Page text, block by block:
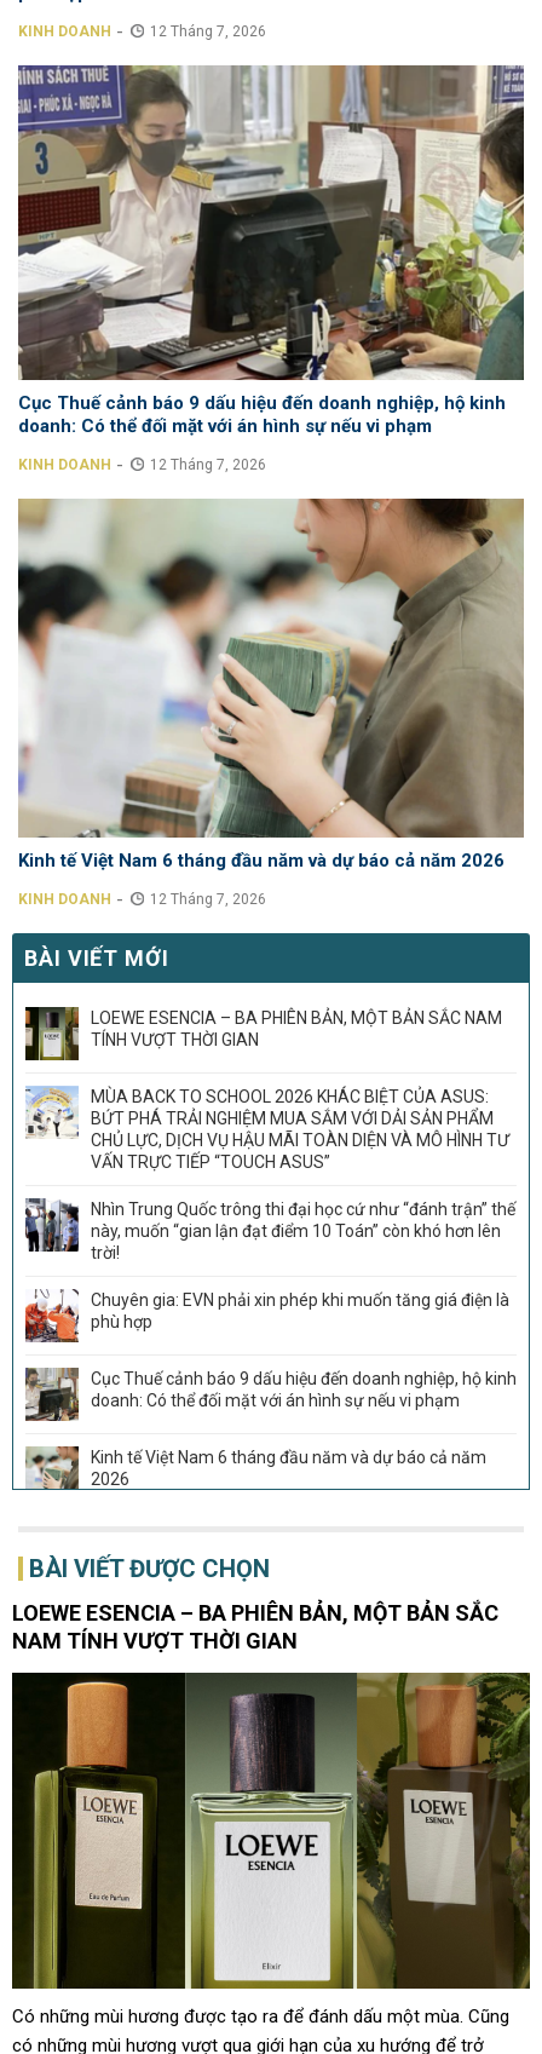
KINH DOANH - 12 Tháng 7, 2026
Cục Thuế cảnh báo 9 dấu hiệu đến doanh nghiệp, hộ kinh
doanh: Có thể đối mặt với án hình sự nếu vi phạm
KINH DOANH - 12 Tháng 7, 2026
Kinh tế Việt Nam 6 tháng đầu năm và dự báo cả năm 2026
KINH DOANH - 12 Tháng 7, 2026
BÀI VIẾT MỚI
LOEWE ESENCIA – BA PHIÊN BẢN, MỘT BẢN SẮC NAM
TÍNH VƯỢT THỜI GIAN
MÙA BACK TO SCHOOL 2026 KHÁC BIỆT CỦA ASUS:
BỨT PHÁ TRẢI NGHIỆM MUA SẮM VỚI DẢI SẢN PHẨM
CHỦ LỰC, DỊCH VỤ HẬU MÃI TOÀN DIỆN VÀ MÔ HÌNH TƯ
VẤN TRỰC TIẾP “TOUCH ASUS”
Nhìn Trung Quốc trông thi đại học cứ như “đánh trận” thế
này, muốn “gian lận đạt điểm 10 Toán” còn khó hơn lên
trời!
Chuyên gia: EVN phải xin phép khi muốn tăng giá điện là
phù hợp
Cục Thuế cảnh báo 9 dấu hiệu đến doanh nghiệp, hộ kinh
doanh: Có thể đối mặt với án hình sự nếu vi phạm
Kinh tế Việt Nam 6 tháng đầu năm và dự báo cả năm
2026
dự án đường sắt 266.000 tỷ đồng, rút ngắn thời gian từ
Đà Nẵng tới Hội An còn 20 phút
Vượt Trung Quốc, Việt Nam vừa đón tin cực vui tại Mỹ
Đế chế giày 1.100 cửa hàng tại Nhật Bản muốn tiến vào
Đông Nam Á
Lãi vài trăm tỷ mỗi năm nhờ giúp các đại gia săn “vàng
đen” ngoài khơi, DN đội trực thăng lớn nhất Việt Nam còn
sở hữu số cổ phiếu ngân hàng trị giá 16.700 tỷ
BÀI VIẾT ĐƯỢC CHỌN
LOEWE ESENCIA – BA PHIÊN BẢN, MỘT BẢN SẮC
NAM TÍNH VƯỢT THỜI GIAN
Có những mùi hương được tạo ra để đánh dấu một mùa. Cũng
có những mùi hương vượt qua giới hạn của xu hướng để trở